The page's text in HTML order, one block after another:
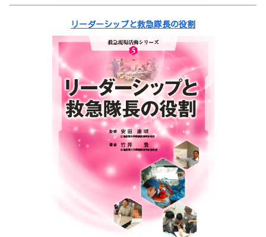
リーダーシップと救急隊長の役割